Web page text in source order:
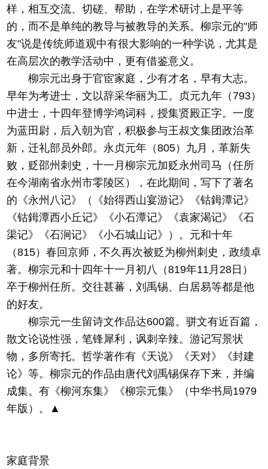
样，相互交流、切磋、帮助，在学术研讨上是平等
的，而不是单纯的教导与被教导的关系。柳宗元的"师
友"说是传统师道观中有很大影响的一种学说，尤其是
在高层次的教学活动中，更有借鉴意义。
柳宗元出身于官宦家庭，少有才名，早有大志。
早年为考进士，文以辞采华丽为工。贞元九年（793）
中进士，十四年登博学鸿词科，授集贤殿正字。一度
为蓝田尉，后入朝为官，积极参与王叔文集团政治革
新，迁礼部员外郎。永贞元年（805）九月，革新失
败，贬邵州刺史，十一月柳宗元加贬永州司马（任所
在今湖南省永州市零陵区），在此期间，写下了著名
的《永州八记》（《始得西山宴游记》《钴鉧潭记》
《钴鉧潭西小丘记》《小石潭记》《袁家渴记》《石
渠记》《石涧记》《小石城山记》）。元和十年
（815）春回京师，不久再次被贬为柳州刺史，政绩卓
著。柳宗元和十四年十一月初八（819年11月28日）
卒于柳州任所。交往甚蕃，刘禹锡、白居易等都是他
的好友。
柳宗元一生留诗文作品达600篇。骈文有近百篇，
散文论说性强，笔锋犀利，讽刺辛辣。游记写景状
物，多所寄托。哲学著作有《天说》《天对》《封建
论》等。柳宗元的作品由唐代刘禹锡保存下来，并编
成集。有《柳河东集》《柳宗元集》（中华书局1979
年版）。▲
家庭背景